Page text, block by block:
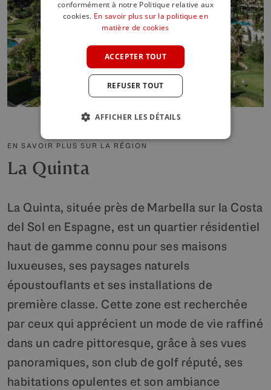
EN SAVOIR PLUS SUR LA RÉGION
La Quinta
La Quinta, située près de Marbella sur la Costa
del Sol en Espagne, est un quartier résidentiel
haut de gamme connu pour ses maisons
luxueuses, ses paysages naturels
époustouflants et ses installations de
première classe. Cette zone est recherchée
par ceux qui apprécient un mode de vie raffiné
dans un cadre pittoresque, grâce à ses vues
panoramiques, son club de golf réputé, ses
habitations opulentes et son ambiance
SPANISH
FRENCH
POLISH
conformément à notre Politique relative aux
cookies. En savoir plus sur la politique en
matière de cookies
ACCEPTER TOUT
REFUSER TOUT
AFFICHER LES DÉTAILS